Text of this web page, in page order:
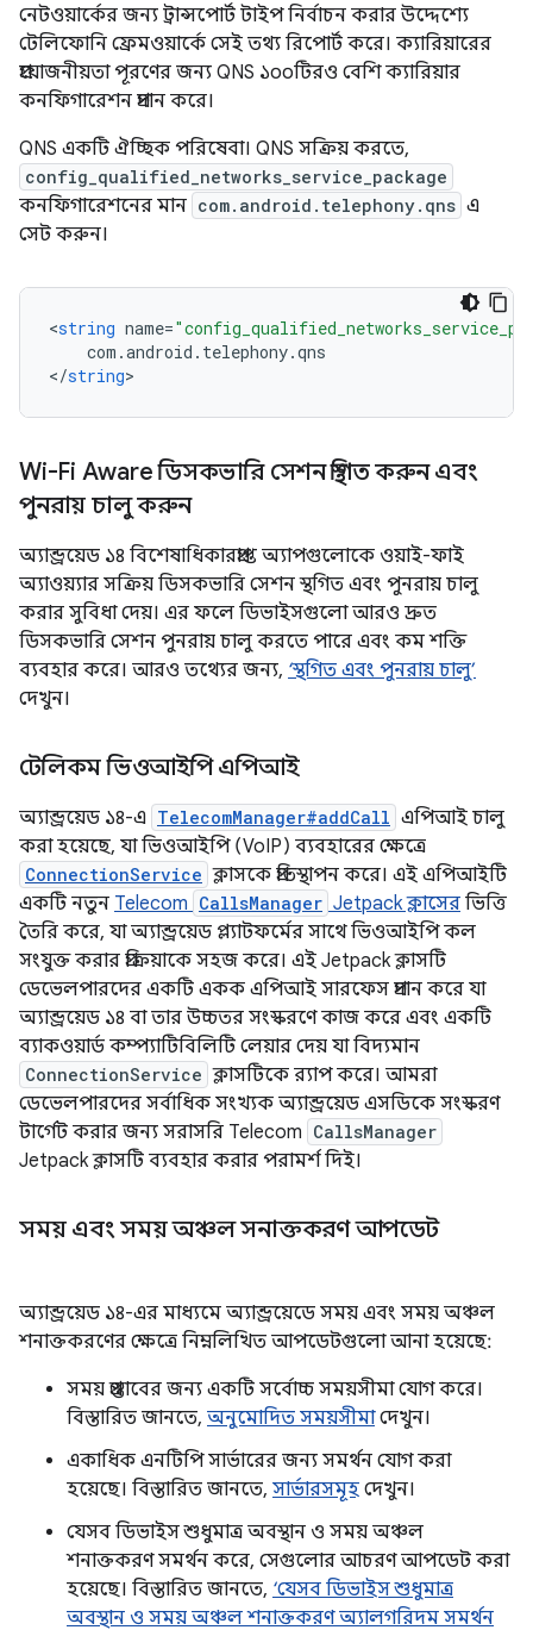
নেটওয়ার্কের জন্য ট্রান্সপোর্ট টাইপ নির্বাচন করার উদ্দেশ্যে
টেলিফোনি ফ্রেমওয়ার্কে সেই তথ্য রিপোর্ট করে। ক্যারিয়ারের
প্রয়োজনীয়তা পূরণের জন্য QNS ১০০টিরও বেশি ক্যারিয়ার
কনফিগারেশন প্রদান করে।
QNS একটি ঐচ্ছিক পরিষেবা। QNS সক্রিয় করতে,
config_qualified_networks_service_package
কনফিগারেশনের মান com.android.telephony.qns এ
সেট করুন।
<string name=
com .android . telephony.qns
</string
Wi-Fi Aware ডিসকভারি সেশন স্থগিত করুন এবং
পুনরায় চালু করুন
অ্যান্ড্রয়েড ১৪ বিশেষাধিকারপ্রাপ্ত অ্যাপগুলোকে ওয়াই-ফাই
অ্যাওয়্যার সক্রিয় ডিসকভারি সেশন স্থগিত এবং পুনরায় চালু
করার সুবিধা দেয়। এর ফলে ডিভাইসগুলো আরও দ্রুত
ডিসকভারি সেশন পুনরায় চালু করতে পারে এবং কম শক্তি
ব্যবহার করে। আরও তথ্যের জন্য, ‘স্থগিত এবং পুনরায় চালু’
দেখুন।
টেলিকম ভিওআইপি এপিআই
অ্যান্ড্রয়েড ১৪-এ TelecomManager#addCall এপিআই চালু
করা হয়েছে, যা ভিওআইপি (VoIP) ব্যবহারের ক্ষেত্রে
ConnectionService ক্লাসকে প্রতিস্থাপন করে। এই এপিআইটি
একটি নতুন Telecom CallsManager Jetpack ক্লাসের ভিত্তি
তৈরি করে, যা অ্যান্ড্রয়েড প্ল্যাটফর্মের সাথে ভিওআইপি কল
সংযুক্ত করার প্রক্রিয়াকে সহজ করে। এই Jetpack ক্লাসটি
ডেভেলপারদের একটি একক এপিআই সারফেস প্রদান করে যা
অ্যান্ড্রয়েড ১৪ বা তার উচ্চতর সংস্করণে কাজ করে এবং একটি
ব্যাকওয়ার্ড কম্প্যাটিবিলিটি লেয়ার দেয় যা বিদ্যমান
ConnectionService ক্লাসটিকে র‍্যাপ করে। আমরা
ডেভেলপারদের সর্বাধিক সংখ্যক অ্যান্ড্রয়েড এসডিকে সংস্করণ
টার্গেট করার জন্য সরাসরি Telecom CallsManager
Jetpack ক্লাসটি ব্যবহার করার পরামর্শ দিই।
সময় এবং সময় অঞ্চল সনাক্তকরণ আপডেট
অ্যান্ড্রয়েড ১৪-এর মাধ্যমে অ্যান্ড্রয়েডে সময় এবং সময় অঞ্চল
শনাক্তকরণের ক্ষেত্রে নিম্নলিখিত আপডেটগুলো আনা হয়েছে:
সময় প্রস্তাবের জন্য একটি সর্বোচ্চ সময়সীমা যোগ করে।
বিস্তারিত জানতে, অনুমোদিত সময়সীমাদেখুন।
একাধিক এনটিপি সার্ভারের জন্য সমর্থন যোগ করা
হয়েছে। বিস্তারিত জানতে, সার্ভারসমূহ দেখুন।
যেসব ডিভাইস শুধুমাত্র অবস্থান ও সময় অঞ্চল
শনাক্তকরণ সমর্থন করে, সেগুলোর আচরণ আপডেট করা
হয়েছে। বিস্তারিত জানতে, ‘যেসব ডিভাইস শুধুমাত্র
অবস্থান ও সময় অঞ্চল শনাক্তকরণ অ্যালগরিদম সমর্থন